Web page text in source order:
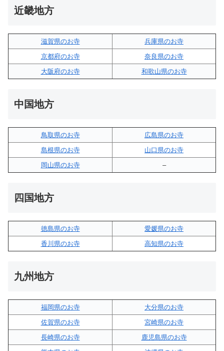
近畿地方
滋賀県のお寺
兵庫県のお寺
京都府のお寺
奈良県のお寺
大阪府のお寺
和歌山県のお寺
中国地方
鳥取県のお寺
広島県のお寺
島根県のお寺
山口県のお寺
岡山県のお寺
–
四国地方
徳島県のお寺
愛媛県のお寺
香川県のお寺
高知県のお寺
九州地方
福岡県のお寺
大分県のお寺
佐賀県のお寺
宮崎県のお寺
長崎県のお寺
鹿児島県のお寺